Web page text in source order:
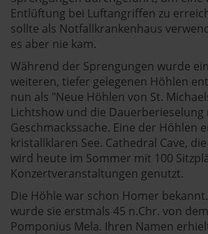
Entlüftung bei Luftangriffen zu
sollte als Notfallkrankenhaus
es aber nie kam.
Während der Sprengungen wurde
weiteren, tiefer gelegenen Höhlen
nun als "Neue Höhlen von St.
Lichtshow und die Dauerberieselung
Geschmackssache. Eine der Höhlen
kristallklaren See. Cathedral Cave,
wird heute im Sommer mit 100
Konzertveranstaltungen genutzt.
Die Höhle war schon Homer
wurde sie erstmals 45 n.Chr. von
Pomponius Mela. Ihren Namen